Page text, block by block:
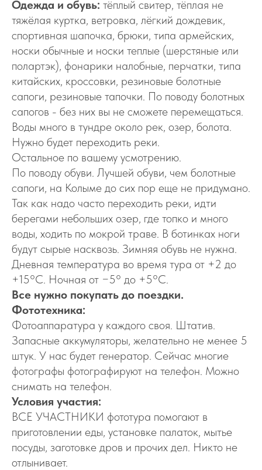
Одежда и обувь: тёплый свитер, тёплая не
тяжёлая куртка, ветровка, лёгкий дождевик,
спортивная шапочка, брюки, типа армейских,
носки обычные и носки теплые (шерстяные или
полартэк), фонарики налобные, перчатки, типа
китайских, кроссовки, резиновые болотные
сапоги, резиновые тапочки. По поводу болотных
сапогов - без них вы не сможете перемещаться.
Воды много в тундре около рек, озер, болота.
Нужно будет переходить реки.
Остальное по вашему усмотрению.
По поводу обуви. Лучшей обуви, чем болотные
сапоги, на Колыме до сих пор еще не придумано.
Так как надо часто переходить реки, идти
берегами небольших озер, где топко и много
воды, ходить по мокрой траве. В ботинках ноги
будут сырые насквозь. Зимняя обувь не нужна.
Дневная температура во время тура от +2 до
+15°С. Ночная от −5° до +5°С.
Все нужно покупать до поездки.
Фототехника:
Фотоаппаратура у каждого своя. Штатив.
Запасные аккумуляторы, желательно не менее 5
штук. У нас будет генератор. Сейчас многие
фотографы фотографируют на телефон. Можно
снимать на телефон.
Условия участия:
ВСЕ УЧАСТНИКИ фототура помогают в
приготовлении еды, установке палаток, мытье
посуды, заготовке дров и прочих дел. Никто не
отлынивает.